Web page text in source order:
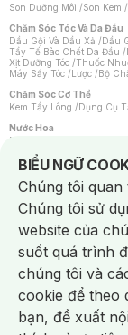
Son Dưỡng Môi /Son Kem
Chăm Sóc Tóc Và Da Đầu
Dầu Gội Và Dầu Xả /Dầu
Tẩy Tế Bào Chết Da Đầu /
Xịt Dưỡng Tóc /Thuốc
Máy Sấy Tóc /Lược /Bộ
Chăm Sóc Cơ Thể
Kem Tẩy Lông /Dụng Cụ
Nước Hoa
Nước Hoa Nữ
Chăm Sóc Cá Nhân
Chống Muỗi /Khẩu Trang
Sản Phẩm Chăm Sóc Khác
Hỗ Trợ Trắng Răng/Kem
Tăm / Chỉ Nha Khoa/ Xịt
Khăn Ướt Vệ Sinh Vùng
Máy Cạo Râu
Vấn Đề Về Da
Da Dầu / Lỗ Chân Lông To
Da Nhạy Cảm / Kích Ứng
Quầng Thâm & Bọng Mắt /
Dụng Cụ / Phụ Kiện
Bông Tẩy Trang
Khăn
BIỂU NGỮ
Notice about
Chúng tôi
Chúng tôi sử
website của
suốt quá trình
chúng tôi và
cookie để theo
bạn, đề xuất